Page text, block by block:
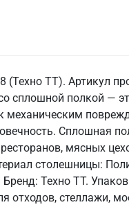
(Техно ТТ). Артикул
полкой —
механическим
Сплошная
мясных
столешницы:
Техно ТТ.
отходов, стеллажи,